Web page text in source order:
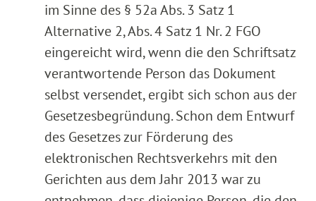
im Sinne des § 52a Abs. 3 Satz 1
Alternative 2, Abs. 4 Satz 1 Nr. 2 FGO
eingereicht wird, wenn die den Schriftsatz
verantwortende Person das Dokument
selbst versendet, ergibt sich schon aus der
Gesetzesbegründung. Schon dem Entwurf
des Gesetzes zur Förderung des
elektronischen Rechtsverkehrs mit den
Gerichten aus dem Jahr 2013 war zu